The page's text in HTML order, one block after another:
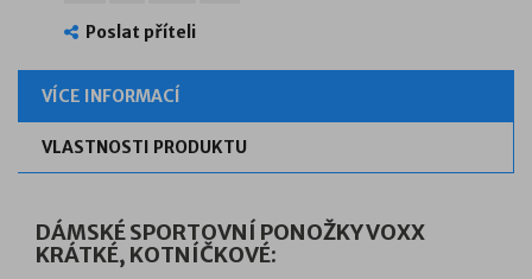
Poslat příteli
VÍCE INFORMACÍ
VLASTNOSTI PRODUKTU
DÁMSKÉ SPORTOVNÍ PONOŽKY VOXX
KRÁTKÉ, KOTNÍČKOVÉ: